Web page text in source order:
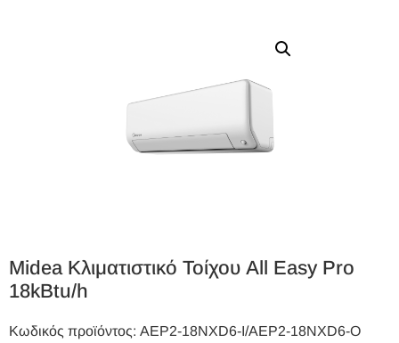
Midea Κλιματιστικό Τοίχου All Easy Pro
18kBtu/h
Κωδικός προϊόντος: AEP2‐18NXD6‐I/AEP2‐18NXD6‐O